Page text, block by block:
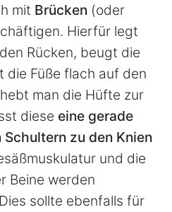
mit Brücken (oder
Hierfür legt
Rücken, beugt die
die Füße flach auf den
man die Hüfte zur
diese eine gerade
Schultern zu den Knien
und die
Beine werden
sollte ebenfalls für